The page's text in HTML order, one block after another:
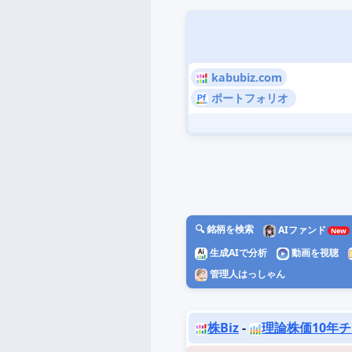
kabubiz.com
ポートフォリオ
🔍 銘柄を検索
AIファンド
生成AIで分析
動画を視聴
管理人はっしゃん
株Biz- 理論株価10年